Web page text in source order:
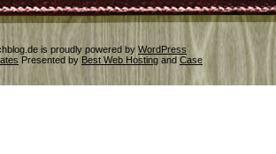
is proudly powered by WordPress
Presented by Best Web Hosting and Case